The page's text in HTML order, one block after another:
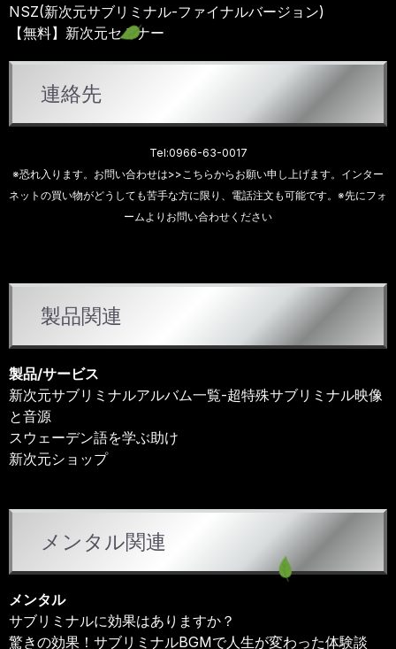
NSZ(新次元サブリミナル-ファイナルバージョン)
【無料】新次元セミナー
連絡先
Tel:0966-63-0017
※恐れ入ります。お問い合わせは>>こちらから お願い申し上げます。インター
ネットの買い物がどうしても苦手な方に限り、電話注文も可能です。※先にフォ
ームよりお問い合わせください
製品関連
製品/サービス
新次元サブリミナルアルバム一覧-超特殊サブリミナル映像
と音源
スウェーデン語を学ぶ助け
新次元ショップ
メンタル関連
メンタル
サブリミナルに効果はありますか？
驚きの効果！サブリミナルBGMで人生が変わった体験談
カ
ー